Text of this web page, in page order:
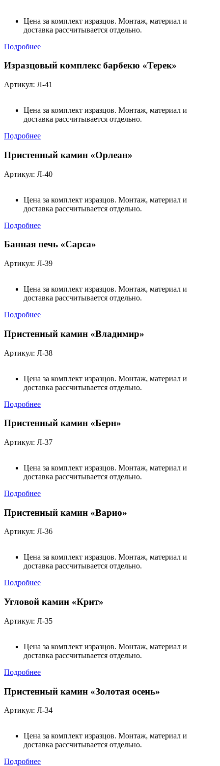
Цена за комплект изразцов. Монтаж, материал и
доставка рассчитывается отдельно.
Подробнее
Изразцовый комплекс барбекю «Терек»
Артикул: Л-41
Цена за комплект изразцов. Монтаж, материал и
доставка рассчитывается отдельно.
Подробнее
Пристенный камин «Орлеан»
Артикул: Л-40
Цена за комплект изразцов. Монтаж, материал и
доставка рассчитывается отдельно.
Подробнее
Банная печь «Сарса»
Артикул: Л-39
Цена за комплект изразцов. Монтаж, материал и
доставка рассчитывается отдельно.
Подробнее
Пристенный камин «Владимир»
Артикул: Л-38
Цена за комплект изразцов. Монтаж, материал и
доставка рассчитывается отдельно.
Подробнее
Пристенный камин «Берн»
Артикул: Л-37
Цена за комплект изразцов. Монтаж, материал и
доставка рассчитывается отдельно.
Подробнее
Пристенный камин «Варио»
Артикул: Л-36
Цена за комплект изразцов. Монтаж, материал и
доставка рассчитывается отдельно.
Подробнее
Угловой камин «Крит»
Артикул: Л-35
Цена за комплект изразцов. Монтаж, материал и
доставка рассчитывается отдельно.
Подробнее
Пристенный камин «Золотая осень»
Артикул: Л-34
Цена за комплект изразцов. Монтаж, материал и
доставка рассчитывается отдельно.
Подробнее